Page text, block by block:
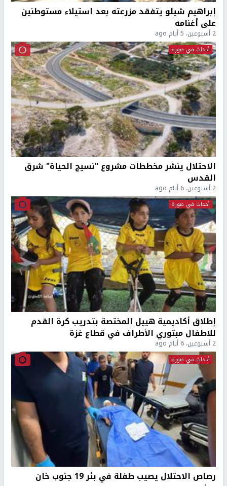
إبراهيم شيلو يتفقد مزرعته بعد استيلاء مستوطنين
على أغنامه
2 أسبوعين، 5 أيام ago
أحداث في صورة
الاحتلال ينشر مخططات مشروع "نسيج الحياة" شرق
القدس
2 أسبوعين، 6 أيام ago
أحداث في صورة
إطلاق أكاديمية هييل المختصة بتدريب كرة القدم
للاطفال مبتوري الأطراف في قطاع غزة
2 أسبوعين، 6 أيام ago
أحداث في صورة
رصاص الاحتلال يصيب طفلة في بئر 19 جنوب خان